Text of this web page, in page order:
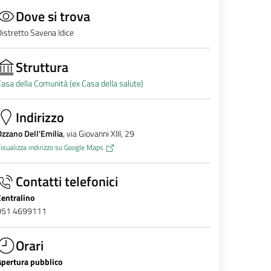
Dove si trova
Savena Idice
Struttura
della Comunità (ex Casa della salute)
Indirizzo
Dell'Emilia, via Giovanni XIII, 29
indirizzo su Google Maps
Contatti telefonici
4699111
Orari
pubblico